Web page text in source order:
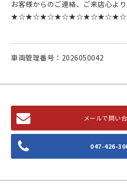
お客様からのご連絡、ご来店心よ
車両管理番号：2026050042
メールで問い
047-426-